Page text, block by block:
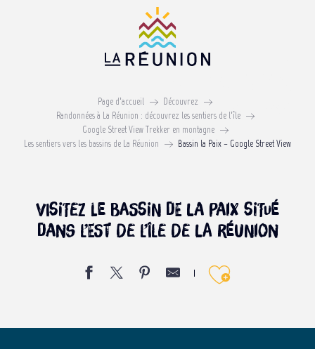
GOOGLE STREET VIEW TREKKER
Page d’accueil
Découvrez
Randonnées à La Réunion : découvrez les sentiers de l’île
Google Street View Trekker en montagne
Les sentiers vers les bassins de La Réunion
Bassin la Paix – Google Street View
Visitez le Bassin de la Paix situé
dans l’Est de l’Île de La Réunion